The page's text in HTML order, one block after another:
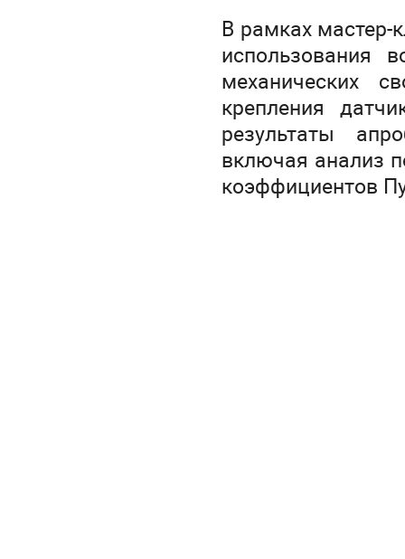
В рамках мастер-
использования
механических
крепления
результаты
включая анализ
коэффициентов